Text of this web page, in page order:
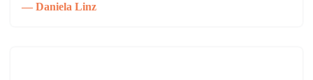
Daniela Linz